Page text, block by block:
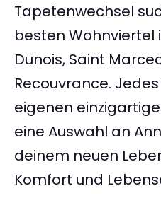
Tapetenwechsel
besten Wohnviertel
Dunois, Saint
Recouvrance.
eigenen
eine Auswahl an
deinem neuen
Komfort und